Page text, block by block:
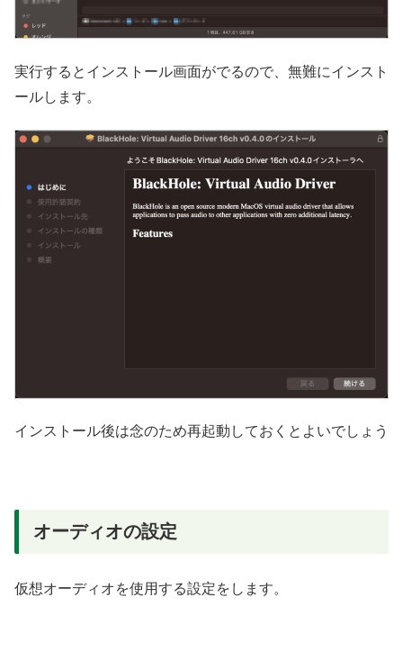
実行するとインストール画面がでるので、無難にインスト
ールします。
インストール後は念のため再起動しておくとよいでしょう
オーディオの設定
仮想オーディオを使用する設定をします。